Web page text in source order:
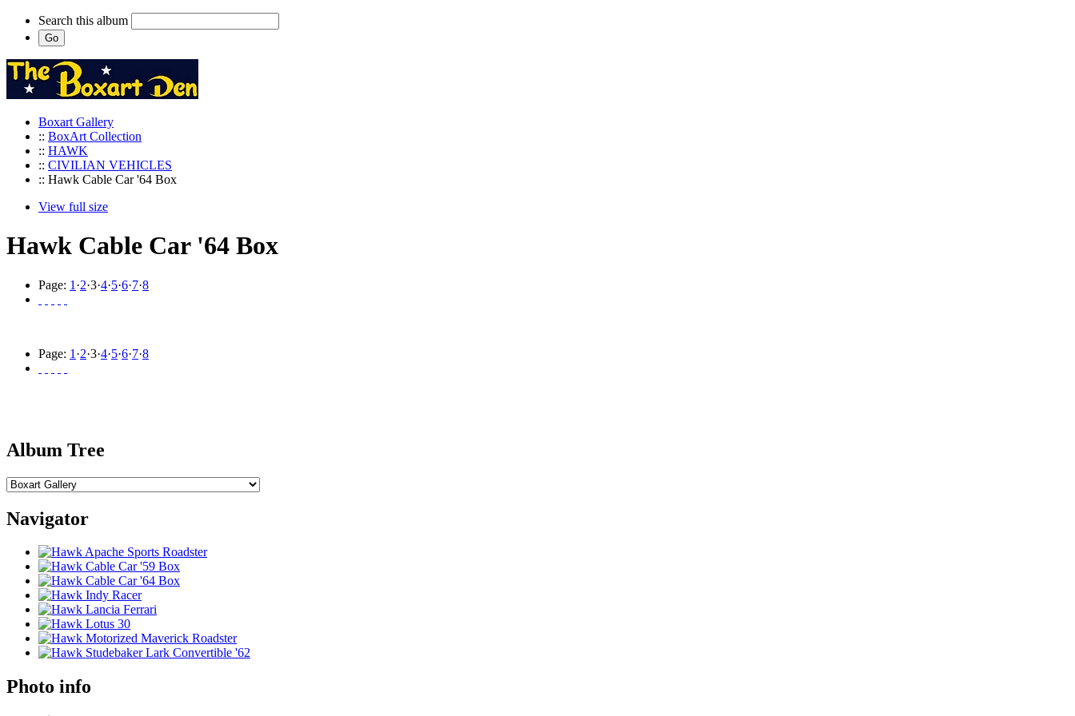
Search this album
Boxart Gallery
:: BoxArt Collection
:: HAWK
:: CIVILIAN VEHICLES
:: Hawk Cable Car '64 Box
View full size
Hawk Cable Car '64 Box
Page: 1 ·2·3·4·5·6·7·8
Page: 1 ·2·3·4·5·6·7·8
Album Tree
Navigator
Photo info